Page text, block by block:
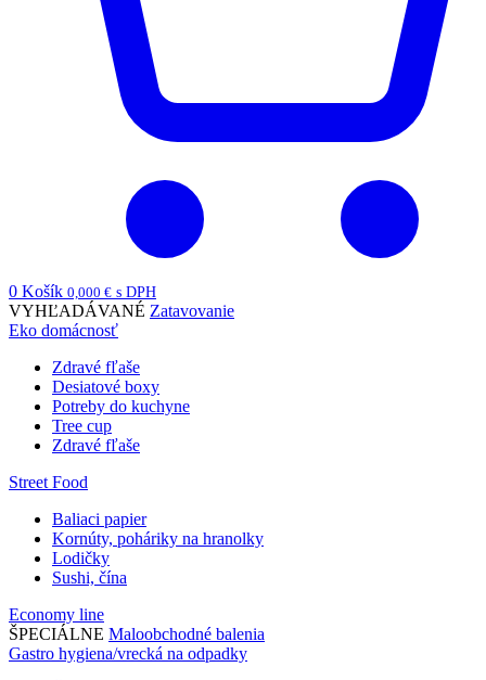
0 Košík 0,000 € s DPH
VYHĽADÁVANÉ Zatavovanie
Eko domácnosť
Zdravé fľaše
Desiatové boxy
Potreby do kuchyne
Tree cup
Zdravé fľaše
Street Food
Baliaci papier
Kornúty, poháriky na hranolky
Lodičky
Sushi, čína
Economy line
ŠPECIÁLNE Maloobchodné balenia
Gastro hygiena/vrecká na odpadky